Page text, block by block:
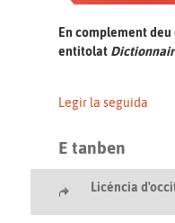
En complement
entitolat
Legir la seguida
E tanben
Licéncia